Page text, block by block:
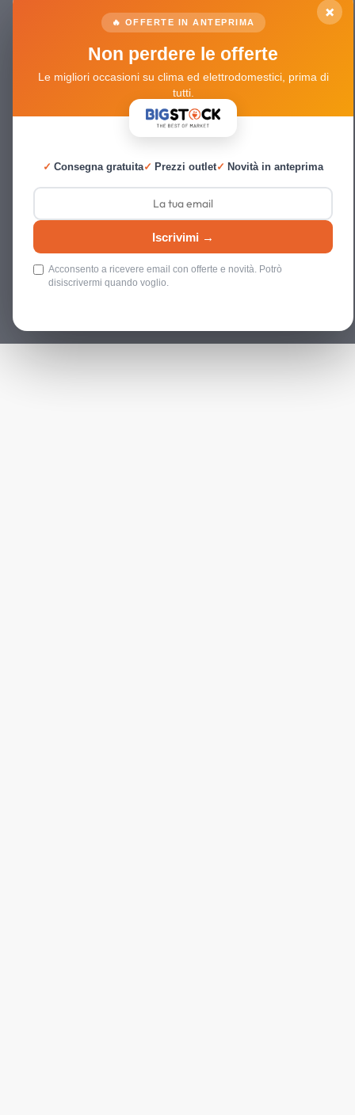
×
🔥 OFFERTE IN ANTEPRIMA
Non perdere le offerte
Le migliori occasioni su clima ed elettrodomestici, prima di
tutti.
✓ Consegna gratuita✓ Prezzi outlet✓ Novità in anteprima
Iscrivimi →
Acconsento a ricevere email con offerte e novità. Potrò
disiscrivermi quando voglio.